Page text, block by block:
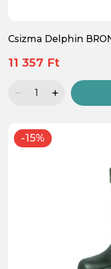
Csizma Delphin
11 357 Ft
-15%